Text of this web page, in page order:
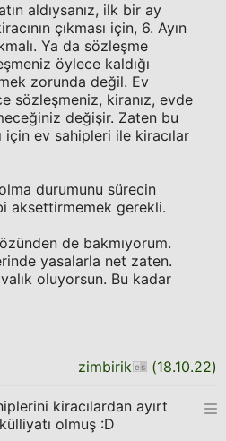
aldıysanız, ilk bir ay
çıkması için, 6. Ayın
Ya da sözleşme
öylece kaldığı
zorunda değil. Ev
sözleşmeniz, kiranız, evde
değişir. Zaten bu
için ev sahipleri ile kiracılar
durumunu sürecin
aksettirmemek gerekli.
de bakmıyorum.
yasalarla net zaten.
oluyorsun. Bu kadar
zimbirik (18.10.22)
kiracılardan ayırt
olmuş :D